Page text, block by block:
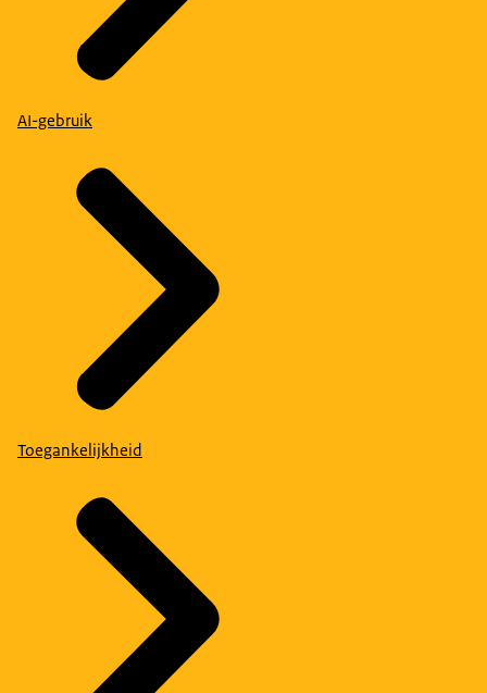
AI-gebruik
Toegankelijkheid